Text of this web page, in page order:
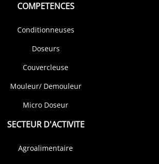
COMPETENCES
Conditionneuses
Doseurs
Couvercleuse
Mouleur/ Demouleur
Micro Doseur
SECTEUR D'ACTIVITE
Agroalimentaire